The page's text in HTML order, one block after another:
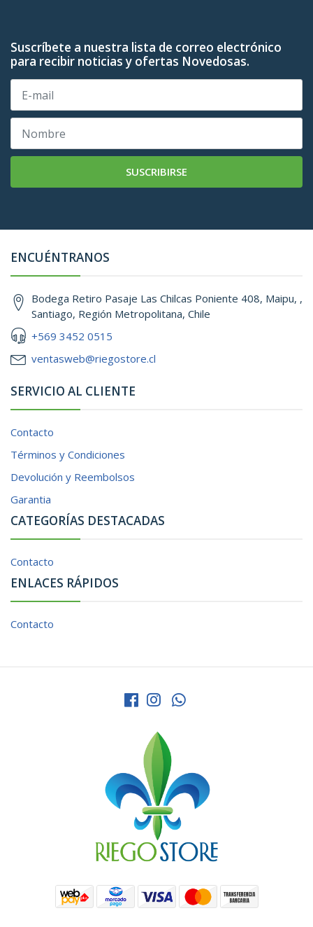
Suscríbete a nuestra lista de correo electrónico
para recibir noticias y ofertas Novedosas.
SUSCRIBIRSE
ENCUÉNTRANOS
Bodega Retiro Pasaje Las Chilcas Poniente 408, Maipu, ,
Santiago, Región Metropolitana, Chile
+569 3452 0515
ventasweb@riegostore.cl
SERVICIO AL CLIENTE
Contacto
Términos y Condiciones
Devolución y Reembolsos
Garantia
CATEGORÍAS DESTACADAS
Contacto
ENLACES RÁPIDOS
Contacto